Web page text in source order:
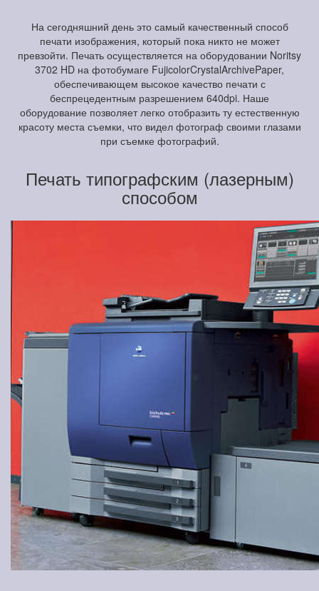
На сегодняшний день это самый качественный способ
печати изображения, который пока никто не может
превзойти. Печать осуществляется на оборудовании Noritsy
3702 HD на фотобумаге FujicolorCrystalArchivePaper,
обеспечивающем высокое качество печати с
беспрецедентным разрешением 640dpi. Наше
оборудование позволяет легко отобразить ту естественную
красоту места съемки, что видел фотограф своими глазами
при съемке фотографий.
Печать типографским (лазерным)
способом